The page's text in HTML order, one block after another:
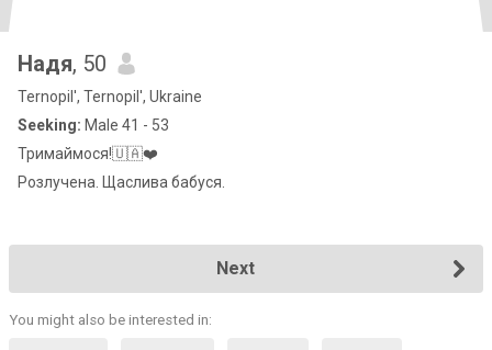
Надя, 50
Ternopil', Ternopil', Ukraine
Seeking: Male 41 - 53
Тримаймося!🇺🇦❤️
Розлучена. Щаслива бабуся.
Next
You might also be interested in: